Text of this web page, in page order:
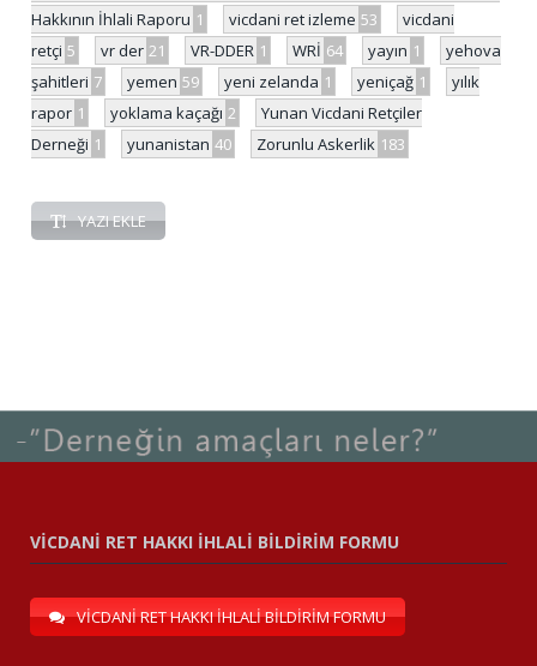
Hakkının İhlali Raporu 1 vicdani ret izleme 53
vicdani
retçi 5 vr der 21 VR-DDER 1 WRİ 64 yayın 1
yehova
şahitleri 7 yemen 59 yeni zelanda 1 yeniçağ 1
yılık
rapor 1 yoklama kaçağı 2
Yunan Vicdani Retçiler
Derneği 1 yunanistan 40 Zorunlu Askerlik 183
YAZI EKLE
VİCDANİ RET HAKKI İHLALİ BİLDİRİM FORMU
VİCDANİ RET HAKKI İHLALİ BİLDİRİM FORMU